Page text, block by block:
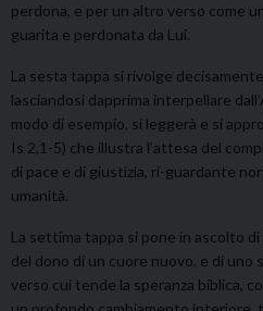
perdona, e per un altro verso come
guarita e perdonata da Lui.
La sesta tappa si rivolge
lasciandosi dapprima interpellare
modo di esempio, si leggerà e si
Is 2,1-5) che illustra l’attesa del
di pace e di giustizia, ri-guardante
umanità.
La settima tappa si pone in ascolto
del dono di un cuore nuovo, e di uno
verso cui tende la speranza biblica,